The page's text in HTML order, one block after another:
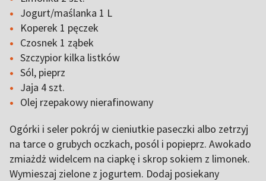
Jogurt/maślanka 1 L
Koperek 1 pęczek
Czosnek 1 ząbek
Szczypior kilka listków
Sól, pieprz
Jaja 4 szt.
Olej rzepakowy nierafinowany
Ogórki i seler pokrój w cieniutkie paseczki albo zetrzyj
na tarce o grubych oczkach, posól i popieprz. Awokado
zmiażdż widelcem na ciapkę i skrop sokiem z limonek.
Wymieszaj zielone z jogurtem. Dodaj posiekany